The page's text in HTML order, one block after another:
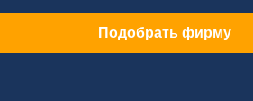
Подобрать фирму